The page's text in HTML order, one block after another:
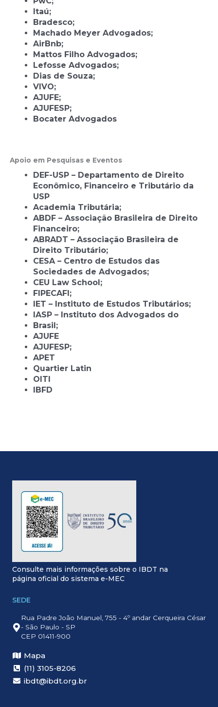
Itaú;
Bradesco;
Machado Meyer Advogados;
AirBnb;
Mattos Filho Advogados;
Lefosse Advogados;
Dias de Souza;
VIVO;
AJUFE;
AJUFESP;
Bocater Advogados
Apoio em Pesquisas e Eventos
DEF-USP – Departamento de Direito
Econômico, Financeiro e Tributário da
USP
Academia Tributária;
ABDF – Associação Brasileira de Direito
Financeiro;
ABRADT – Associação Brasileira de
Direito Tributário;
CESA – Centro de Estudos das
Sociedades de Advogados;
CEU Law School;
FIPECAFI;
IET – Instituto de Estudos Tributários;
IASP – Instituto dos Advogados do
Brasil;
AJUFE
AJUFESP;
APET
Quartier Latin
OITI
IBFD
Consulte mais informações sobre o IBDT na
página oficial do sistema e-MEC
SEDE
Rua Padre João Manuel, 755 - 4º andar Cerqueira César
- São Paulo - SP
CEP 01411-900
Mapa
(11) 3105-8206
ibdt@ibdt.org.br